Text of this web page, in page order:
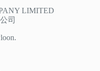
LIMITED
司